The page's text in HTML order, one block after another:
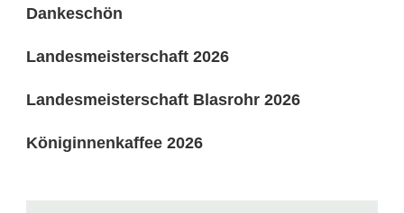
Dankeschön
Landesmeisterschaft 2026
Landesmeisterschaft Blasrohr 2026
Königinnenkaffee 2026